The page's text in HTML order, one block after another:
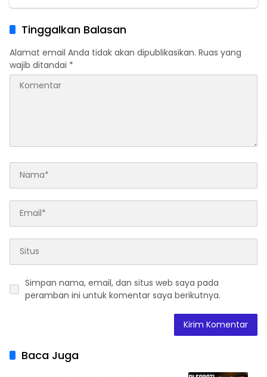
Tinggalkan Balasan
Alamat email Anda tidak akan dipublikasikan. Ruas yang
wajib ditandai *
Simpan nama, email, dan situs web saya pada
peramban ini untuk komentar saya berikutnya.
Baca Juga